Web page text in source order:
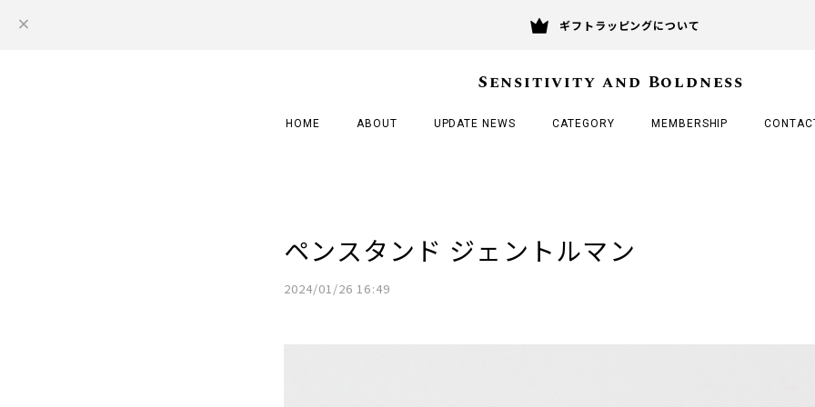
ギフトラッピングについて
Sensitivity and Boldness
HOME ABOUT UPDATE NEWS CATEGORY MEMBERSHIP
ペンスタンド ジェントルマン
2024/01/26 16:49